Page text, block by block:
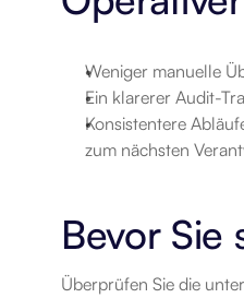
Weniger manuelle
Ein klarerer Audit-
Konsistentere
zum nächsten
Bevor Sie
Überprüfen Sie die